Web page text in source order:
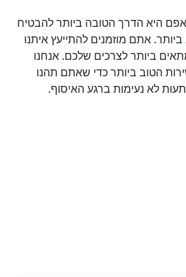
היא הדרך הטובה ביותר להבטיח
אתם מוזמנים להתייעץ איתנו
ביותר לצרכים שלכם. אנחנו
הטוב ביותר כדי שאתם תהנו
לא נעימות ברגע האיסוף.